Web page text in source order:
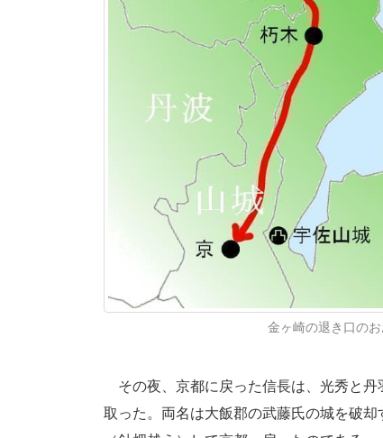
金ヶ崎の退き口の
その夜、京都に戻った信長は、光秀と丹
取った。両名は大飯郡の武藤氏の城を破